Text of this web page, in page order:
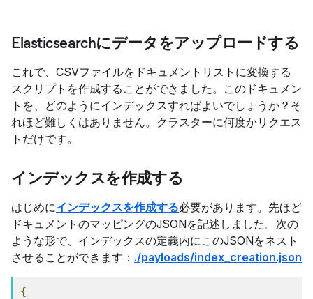
Elasticsearchにデータをアップロードする
これで、CSVファイルをドキュメントリストに変換する
スクリプトを作成することができました。このドキュメン
トを、どのようにインデックスすればよいでしょうか？そ
れほど難しくはありません。クラスターに何度かリクエス
トだけです。
インデックスを作成する
はじめにインデックスを作成する必要があります。先ほど
ドキュメントのマッピングのJSONを記述しました。次の
ような形で、インデックスの定義内にこのJSONをネスト
させることができます： ./payloads/index_creation.json
{